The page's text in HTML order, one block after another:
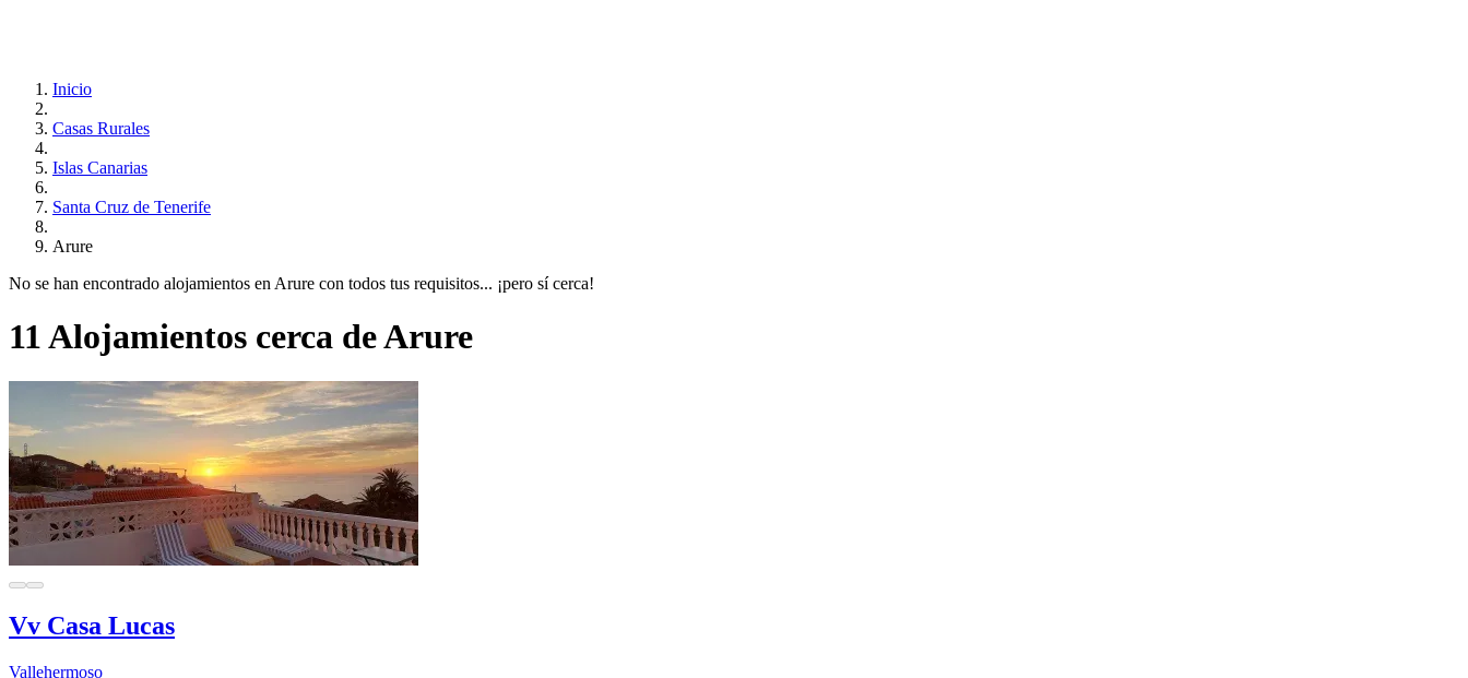
Inicio
Casas Rurales
Islas Canarias
Santa Cruz de Tenerife
Arure
No se han encontrado alojamientos en Arure con todos tus requisitos... ¡pero sí cerca!
11 Alojamientos cerca de Arure
Vv Casa Lucas
Vallehermoso